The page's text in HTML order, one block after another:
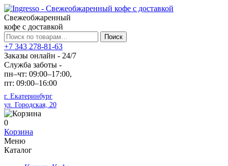
Свежеобжаренный
кофе с доставкой
Искать:
Поиск
+7 343 278-81-63
Заказы онлайн - 24/7
Служба заботы -
пн–чт: 09:00–17:00,
пт: 09:00–16:00
г. Екатеринбург
ул. Городская, 20
0
Корзина
Меню
Каталог